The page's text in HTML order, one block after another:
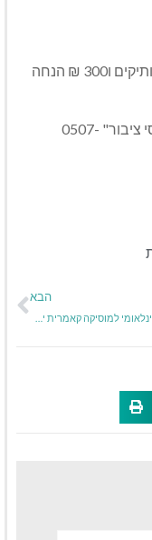
מחיר מנוי 530 ₪ ( 480 ₪ הנחה לאזרחים ותיקים ו300 ₪ הנחה
לפרטים נוספים- יהב אשד "ענת מרומי יחסי ציבור" 0507-
הבא